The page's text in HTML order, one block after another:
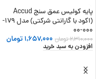
-28%
پایه کولیس عمق سنج Accud
(اکود با گارانتی شرکتی) مدل 179-
000-00
2,310,000تومان 1,657,000 تومان
افزودن به سبد خرید